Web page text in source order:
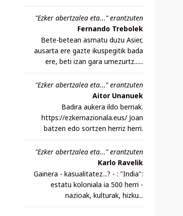
"Ezker abertzalea eta..." erantzuten
Fernando Trebolek
Bete-betean asmatu duzu Asier,
ausarta ere gazte ikuspegitik bada
ere, beti izan gara umezurtz......
"Ezker abertzalea eta..." erantzuten
Aitor Unanuek
Badira aukera ildo berriak.
https://ezkernazionala.eus/ Joan
batzen edo sortzen herriz herri.
"Ezker abertzalea eta..." erantzuten
Karlo Ravelik
Gainera - kasualitatez...? - : "India":
estatu koloniala ia 500 herri -
nazioak, kulturak, hizku...